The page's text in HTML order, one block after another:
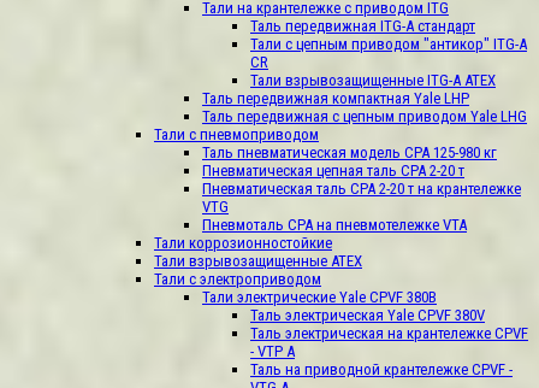
Тали на крантележке с приводом ITG
Таль передвижная ITG-A стандарт
Тали с цепным приводом "антикор" ITG-A
CR
Тали взрывозащищенные ITG-A ATEX
Таль передвижная компактная Yale LHP
Таль передвижная с цепным приводом Yale LHG
Тали с пневмоприводом
Таль пневматическая модель CPA 125-980 кг
Пневматичеcкая цепная таль СРА 2-20 т
Пневматичеcкая таль СРА 2-20 т на крантележке
VTG
Пневмоталь CPA на пневмотележке VTA
Тали коррозионностойкие
Тали взрывозащищенные ATEX
Тали с электроприводом
Тали электрические Yale CPVF 380B
Таль электрическая Yale CPVF 380V
Таль электрическая на крантележке CPVF
- VTP A
Таль на приводной крантележке CPVF -